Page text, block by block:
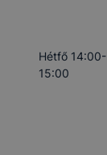
Hétfő 14:00-
15:00